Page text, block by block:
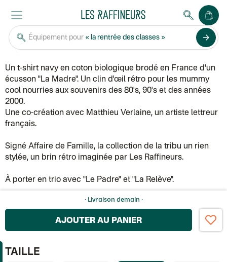
Équipement pour « la rentrée des classes » arrow_forward
Affaire de famille (par Les Raffineurs)
T-shirt La Madre - écusson
35,00 €
Un t-shirt navy en coton biologique brodé en France d'un
écusson "La Madre". Un clin d'œil rétro pour les mummy
cool nourries aux souvenirs des 80's, 90's et des années
2000.
Une co-création avec Matthieu Verlaine, un artiste lettreur
français.
Signé Affaire de Famille, la collection de la tribu un rien
stylée, un brin rétro imaginée par Les Raffineurs.
À porter en trio avec "Le Padre" et "La Relève".
TAILLE
· Livraison demain ·
AJOUTER AU PANIER